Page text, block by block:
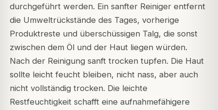
durchgeführt werden. Ein sanfter Reiniger entfernt
die Umweltrückstände des Tages, vorherige
Produktreste und überschüssigen Talg, die sonst
zwischen dem Öl und der Haut liegen würden.
Nach der Reinigung sanft trocken tupfen. Die Haut
sollte leicht feucht bleiben, nicht nass, aber auch
nicht vollständig trocken. Die leichte
Restfeuchtigkeit schafft eine aufnahmefähigere